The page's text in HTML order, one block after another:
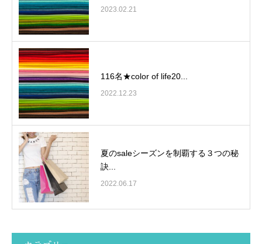
2023.02.21
116名★color of life20...
2022.12.23
夏のsaleシーズンを制覇する３つの秘
訣...
2022.06.17